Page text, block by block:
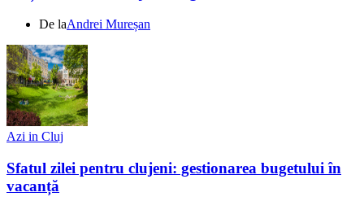
De laAndrei Mureșan
Azi in Cluj
Sfatul zilei pentru clujeni: gestionarea bugetului în
vacanță